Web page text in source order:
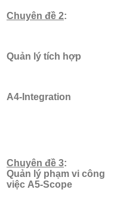
Chuyên đề 2:
Quản lý tích hợp
A4-Integration
Chuyên đề 3:
Quản lý phạm vi công
việc A5-Scope